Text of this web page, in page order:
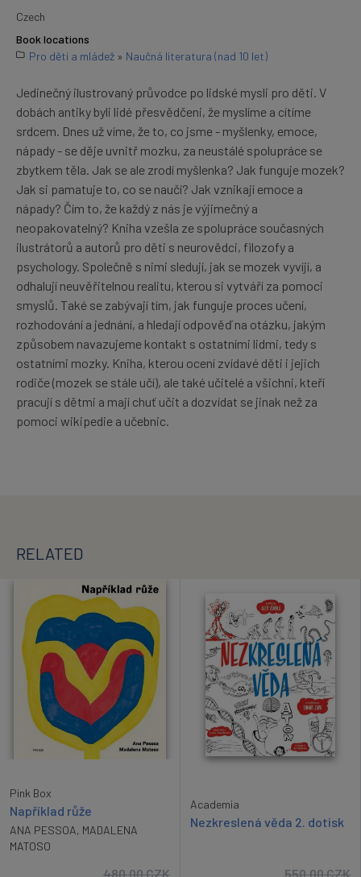
Czech
Book locations
Pro děti a mládež » Naučná literatura (nad 10 let)
Jedinečný ilustrovaný průvodce po lidské mysli pro děti. V
dobách antiky byli lidé přesvědčeni, že myslíme a cítíme
srdcem. Dnes už víme, že to, co jsme - myšlenky, emoce,
nápady - se děje uvnitř mozku, za neustálé spolupráce se
zbytkem těla. Jak se ale zrodí myšlenka? Jak funguje mozek?
Jak si pamatuje to, co se naučí? Jak vznikají emoce a
nápady? Čím to, že každý z nás je výjimečný a
neopakovatelný? Kniha vzešla ze spolupráce současných
ilustrátorů a autorů pro děti s neurovědci, filozofy a
psychology. Společně s nimi sledují, jak se mozek vyvíjí, a
odhalují neuvěřitelnou realitu, kterou si vytváří za pomoci
smyslů. Také se zabývají tím, jak funguje proces učení,
rozhodování a jednání, a hledají odpověď na otázku, jakým
způsobem navazujeme kontakt s ostatními lidmi, tedy s
ostatními mozky. Kniha, kterou ocení zvídavé děti i jejich
rodiče (mozek se stále učí), ale také učitelé a všichni, kteří
pracují s dětmi a mají chuť učit a dozvídat se jinak než za
pomoci wikipedie a učebnic.
RELATED
Pink Box
Například růže
ANA PESSOA, MADALENA
MATOSO
480.00CZK
Academia
Nezkreslená věda 2. dotisk
550.00CZK